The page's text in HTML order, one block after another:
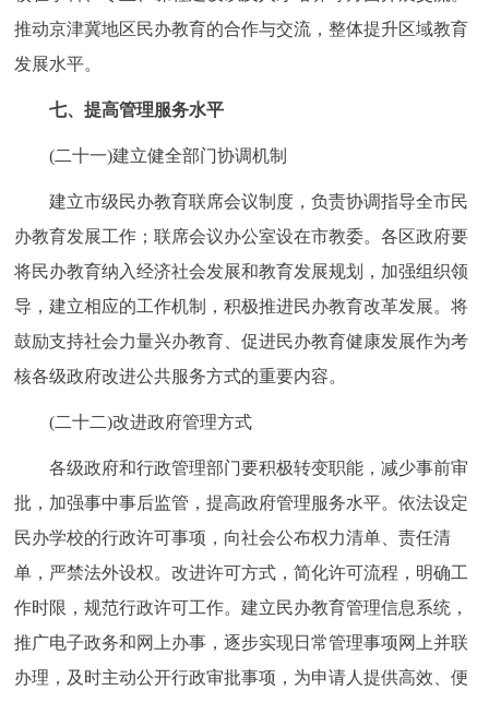
推动京津冀地区民办教育的合作与交流，整体提升区域教育
发展水平。
七、提高管理服务水平
(二十一)建立健全部门协调机制
建立市级民办教育联席会议制度，负责协调指导全市民
办教育发展工作；联席会议办公室设在市教委。各区政府要
将民办教育纳入经济社会发展和教育发展规划，加强组织领
导，建立相应的工作机制，积极推进民办教育改革发展。将
鼓励支持社会力量兴办教育、促进民办教育健康发展作为考
核各级政府改进公共服务方式的重要内容。
(二十二)改进政府管理方式
各级政府和行政管理部门要积极转变职能，减少事前审
批，加强事中事后监管，提高政府管理服务水平。依法设定
民办学校的行政许可事项，向社会公布权力清单、责任清
单，严禁法外设权。改进许可方式，简化许可流程，明确工
作时限，规范行政许可工作。建立民办教育管理信息系统，
推广电子政务和网上办事，逐步实现日常管理事项网上并联
办理，及时主动公开行政审批事项，为申请人提供高效、便